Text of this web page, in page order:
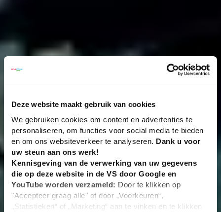
Deze website maakt gebruik van cookies
We gebruiken cookies om content en advertenties te
personaliseren, om functies voor social media te bieden
en om ons websiteverkeer te analyseren. Dank u voor
uw steun aan ons werk!
Kennisgeving van de verwerking van uw gegevens
die op deze website in de VS door Google en
YouTube worden verzameld: Door te klikken op
"Accepteer graag alle" of door „Voorkeuren“,
„Statistieken“ of „Marketing“ aan te vinken en te klikken